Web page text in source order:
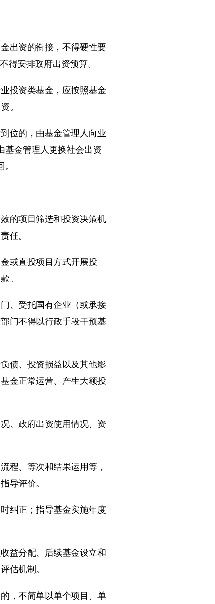
出资的衔接，不得硬性要
得安排政府出资预算。
投资类基金，应按照基金
。
位的，由基金管理人向业
基金管理人更换社会出资
的项目筛选和投资决策机
任。
或直投项目方式开展投
。
、受托国有企业（或承接
门不得以行政手段干预基
债、投资损益以及其他影
金正常运营、产生大额投
、政府出资使用情况、资
程、等次和结果运用等，
导评价。
纠正；指导基金实施年度
益分配、后续基金设立和
估机制。
，不简单以单个项目、单